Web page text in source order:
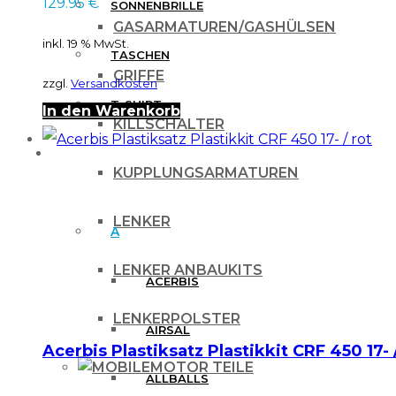
GASARMATUREN/GASHÜLSEN
GRIFFE
KILLSCHALTER
KUPPLUNGSARMATUREN
LENKER
LENKER ANBAUKITS
LENKERPOLSTER
MOTOR TEILE
SONNENBRILLE
TASCHEN
T-SHIRT
A
ACERBIS
AIRSAL
ALLBALLS
inkl. 19 % MwSt.
zzgl. Versandkosten
In den Warenkorb
Acerbis Plastiksatz Plastikkit CRF 450 17-